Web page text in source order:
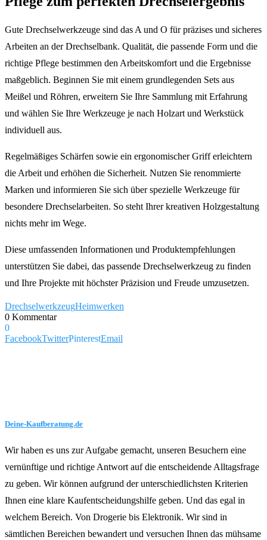
Gute Drechselwerkzeuge sind das A und O für präzises und sicheres
Arbeiten an der Drechselbank. Qualität, die passende Form und die
richtige Pflege bestimmen den Arbeitskomfort und die Ergebnisse
maßgeblich. Beginnen Sie mit einem grundlegenden Sets aus
Meißel und Röhren, erweitern Sie Ihre Sammlung mit Erfahrung
und wählen Sie Ihre Werkzeuge je nach Holzart und Werkstück
individuell aus.
Regelmäßiges Schärfen sowie ein ergonomischer Griff erleichtern
die Arbeit und erhöhen die Sicherheit. Nutzen Sie renommierte
Marken und informieren Sie sich über spezielle Werkzeuge für
besondere Drechselarbeiten. So steht Ihrer kreativen Holzgestaltung
nichts mehr im Wege.
Diese umfassenden Informationen und Produktempfehlungen
unterstützen Sie dabei, das passende Drechselwerkzeug zu finden
und Ihre Projekte mit höchster Präzision und Freude umzusetzen.
DrechselwerkzeugHeimwerken
0 Kommentar
0
FacebookTwitterPinterestEmail
Deine-Kaufberatung.de
Wir haben es uns zur Aufgabe gemacht, unseren Besuchern eine
vernünftige und richtige Antwort auf die entscheidende Alltagsfrage
zu geben. Wir können aufgrund der unterschiedlichsten Kriterien
Ihnen eine klare Kaufentscheidungshilfe geben. Und das egal in
welchem Bereich. Von Drogerie bis Elektronik. Wir sind in
sämtlichen Bereichen bewandert und versuchen Ihnen das mühsame